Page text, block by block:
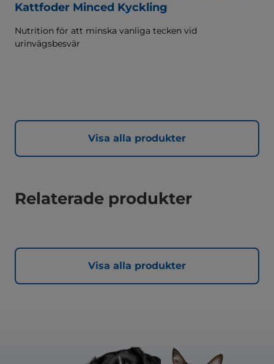
Kattfoder Minced Kyckling
Nutrition för att minska vanliga tecken vid
urinvägsbesvär
Visa alla produkter
Relaterade produkter
Visa alla produkter